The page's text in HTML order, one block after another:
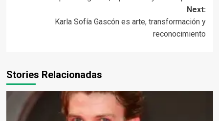
Next:
Karla Sofía Gascón es arte, transformación y
reconocimiento
Stories Relacionadas